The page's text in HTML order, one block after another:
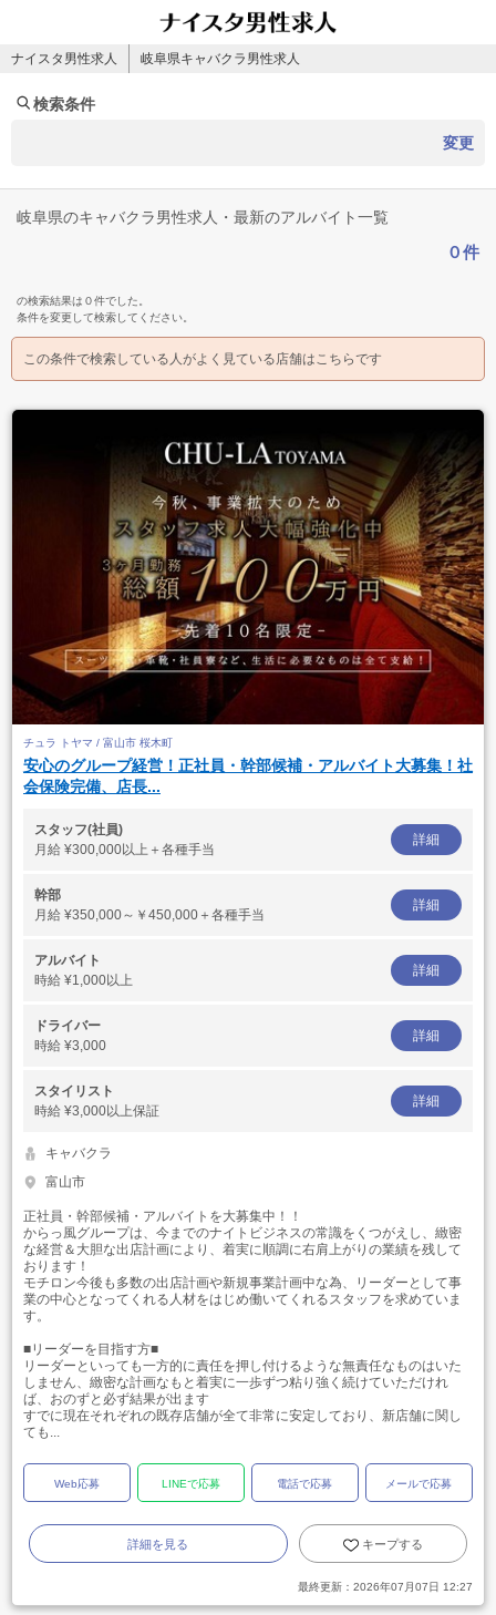
ナイスタ男性求人 岐阜県キャバクラ男性求人
検索条件
変更
岐阜県のキャバクラ男性求人・最新のアルバイト一覧
０件
の検索結果は０件でした。
条件を変更して検索してください。
この条件で検索している人がよく見ている店舗はこちらです
チュラ トヤマ / 富山市 桜木町
安心のグループ経営！正社員・幹部候補・アルバイト大募集！社
会保険完備、店長...
スタッフ(社員)
月給 ¥300,000以上＋各種手当
詳細
幹部
月給 ¥350,000～￥450,000＋各種手当
詳細
アルバイト
時給 ¥1,000以上
詳細
ドライバー
時給 ¥3,000
詳細
スタイリスト
時給 ¥3,000以上保証
詳細
キャバクラ
富山市
正社員・幹部候補・アルバイトを大募集中！！
からっ風グループは、今までのナイトビジネスの常識をくつがえし、緻密
な経営＆大胆な出店計画により、着実に順調に右肩上がりの業績を残して
おります！
モチロン今後も多数の出店計画や新規事業計画中な為、リーダーとして事
業の中心となってくれる人材をはじめ働いてくれるスタッフを求めていま
す。
■リーダーを目指す方■
リーダーといっても一方的に責任を押し付けるような無責任なものはいた
しません、緻密な計画なもと着実に一歩ずつ粘り強く続けていただけれ
ば、おのずと必ず結果が出ます
すでに現在それぞれの既存店舗が全て非常に安定しており、新店舗に関し
ても...
Web応募 LINEで応募 電話で応募 メールで応募
詳細を見る キープする
最終更新： 2026年07月07日 12:27